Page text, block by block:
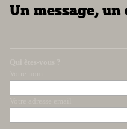
Un message,